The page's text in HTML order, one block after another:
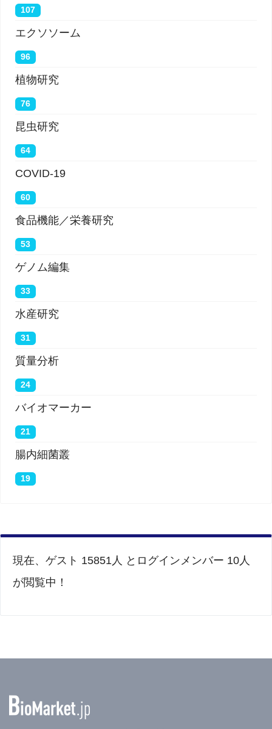
107
エクソソーム
96
植物研究
76
昆虫研究
64
COVID-19
60
食品機能／栄養研究
53
ゲノム編集
33
水産研究
31
質量分析
24
バイオマーカー
21
腸内細菌叢
19
現在、ゲスト 15851人 とログインメンバー 10人
が閲覧中！